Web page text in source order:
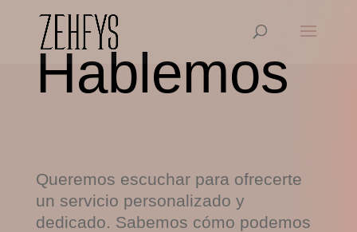
Hablemos
Queremos escuchar para ofrecerte
un servicio personalizado y
dedicado. Sabemos cómo podemos